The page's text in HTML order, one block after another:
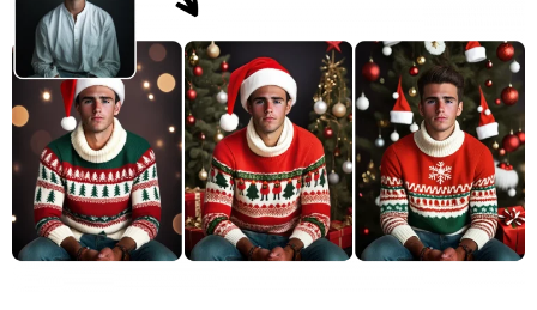
Seedance 2.0
Sora 2.0 Kling 2.6 Pro Kling 2.1 Master Hailuo 2.3
Wan 2.5
浮水印去除器
背景去除劑
AI背景
照片修復